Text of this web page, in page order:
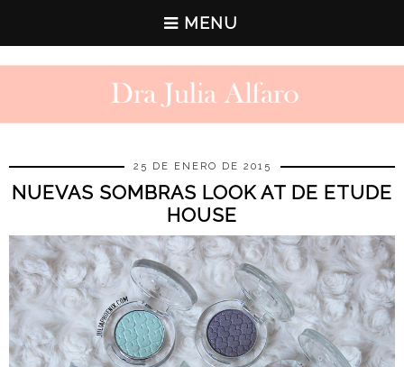
MENU
25 DE ENERO DE 2015
NUEVAS SOMBRAS LOOK AT DE ETUDE
HOUSE